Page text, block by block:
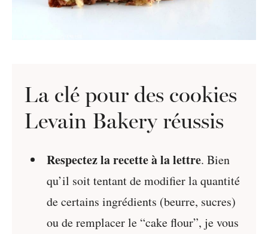
La clé pour des cookies
Levain Bakery réussis
Respectez la recette à la lettre. Bien
qu’il soit tentant de modifier la quantité
de certains ingrédients (beurre, sucres)
ou de remplacer le “cake flour”, je vous